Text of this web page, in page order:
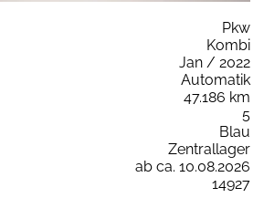
Pkw
Kombi
Jan / 2022
Automatik
47.186 km
5
Blau
Zentrallager
ab ca. 10.08.2026
14927